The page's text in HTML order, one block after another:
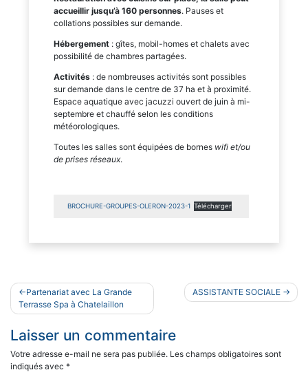
accueillir jusqu’à 160 personnes. Pauses et
collations possibles sur demande.
Hébergement : gîtes, mobil-homes et chalets avec
possibilité de chambres partagées.
Activités : de nombreuses activités sont possibles
sur demande dans le centre de 37 ha et à proximité.
Espace aquatique avec jacuzzi ouvert de juin à mi-
septembre et chauffé selon les conditions
météorologiques.
Toutes les salles sont équipées de bornes wifi et/ou
de prises réseaux.
BROCHURE-GROUPES-OLERON-2023-1 Télécharger
Navigation
de
l’article
Partenariat avec La Grande
Terrasse Spa à Chatelaillon
ASSISTANTE SOCIALE
Laisser un commentaire
Votre adresse e-mail ne sera pas publiée. Les champs obligatoires sont
indiqués avec *